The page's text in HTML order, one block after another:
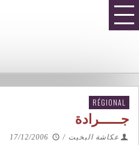
RÉGIONAL
جــــــرادة
عكاشة البخيت /
17/12/2006